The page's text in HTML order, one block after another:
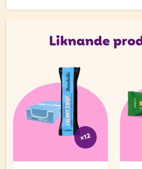
PRENUMERERA
Liknande
x12